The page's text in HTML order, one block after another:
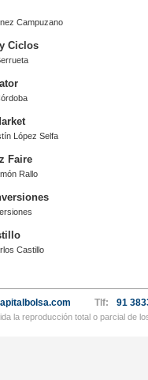
Campuzano
Ciclos
López Selfa
Faire
Rallo
Castillo
Tlf: 91
la reproducción total o parcial de